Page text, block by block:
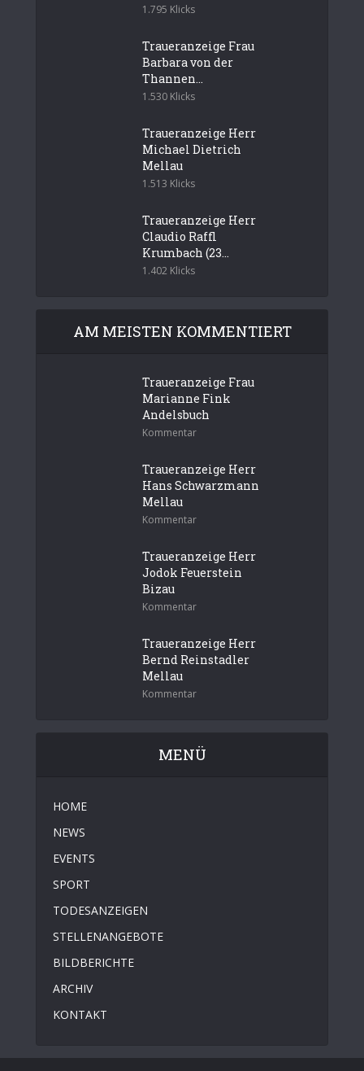
1.795 Klicks
Traueranzeige Frau
Barbara von der
Thannen...
1.530 Klicks
Traueranzeige Herr
Michael Dietrich
Mellau
1.513 Klicks
Traueranzeige Herr
Claudio Raffl
Krumbach (23...
1.402 Klicks
AM MEISTEN KOMMENTIERT
Traueranzeige Frau
Marianne Fink
Andelsbuch
Kommentar
Traueranzeige Herr
Hans Schwarzmann
Mellau
Kommentar
Traueranzeige Herr
Jodok Feuerstein
Bizau
Kommentar
Traueranzeige Herr
Bernd Reinstadler
Mellau
Kommentar
MENÜ
HOME
NEWS
EVENTS
SPORT
TODESANZEIGEN
STELLENANGEBOTE
BILDBERICHTE
ARCHIV
KONTAKT